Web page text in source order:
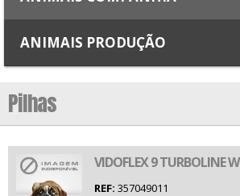
ANIMAIS PRODUÇÃO
Pilhas
VIDOFLEX 9 TURBOLINE
REF: 357049011